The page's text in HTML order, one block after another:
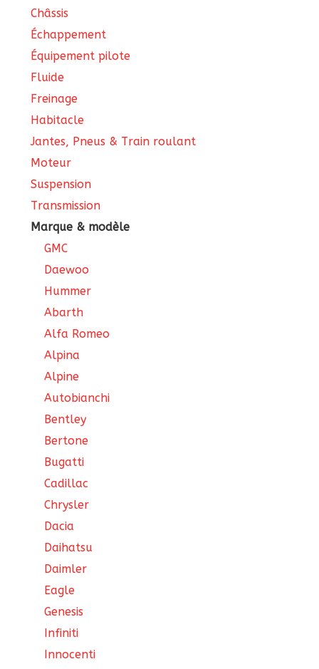
Châssis
Échappement
Équipement pilote
Fluide
Freinage
Habitacle
Jantes, Pneus & Train roulant
Moteur
Suspension
Transmission
Marque & modèle
GMC
Daewoo
Hummer
Abarth
Alfa Romeo
Alpina
Alpine
Autobianchi
Bentley
Bertone
Bugatti
Cadillac
Chrysler
Dacia
Daihatsu
Daimler
Eagle
Genesis
Infiniti
Innocenti